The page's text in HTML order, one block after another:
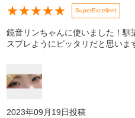
★★★★★ SuperExcellent
鏡音リンちゃんに使いました！馴
スプレようにピッタリだと思いま
2023年09月19日投稿